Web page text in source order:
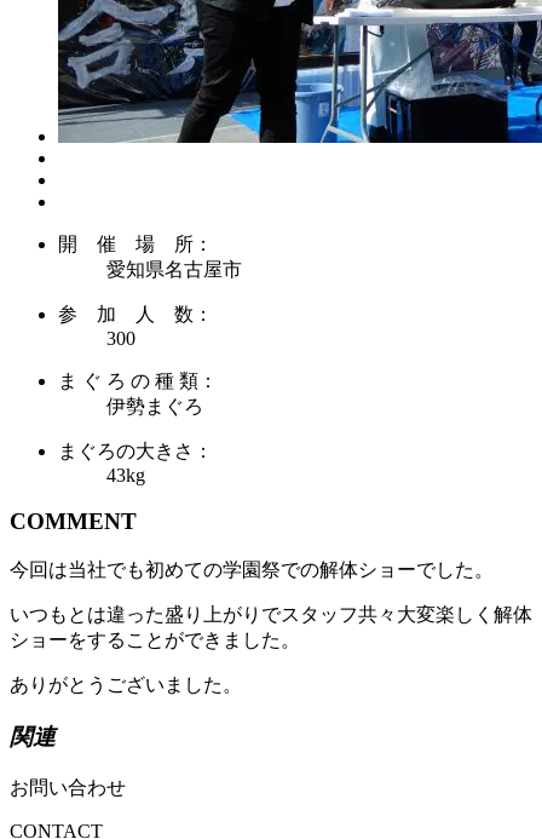
開 催 場 所：
愛知県名古屋市
参 加 人 数：
300
ま ぐ ろ の 種 類：
伊勢まぐろ
まぐろの大きさ：
43kg
COMMENT
今回は当社でも初めての学園祭での解体ショーでした。
いつもとは違った盛り上がりでスタッフ共々大変楽しく解体
ショーをすることができました。
ありがとうございました。
関連
お問い合わせ
CONTACT